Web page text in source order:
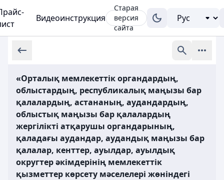
Видеоинструкция
Старая
версия
сайта
«Орталық мемлекеттік органдардың,
облыстардың, республикалық маңызы бар
қалалардың, астананың, аудандардың,
облыстық маңызы бар қалалардың
жергілікті атқарушы органдарының,
қаладағы аудандар, аудандық маңызы бар
қалалар, кенттер, ауылдар, ауылдық
округтер әкімдерінің мемлекеттік
қызметтер көрсету мәселелері жөніндегі